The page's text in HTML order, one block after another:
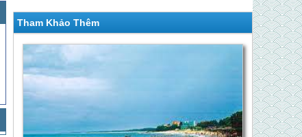
Tham Khảo Thêm